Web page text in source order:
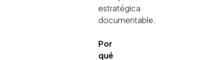
estratégica
documentable.
Por
qué